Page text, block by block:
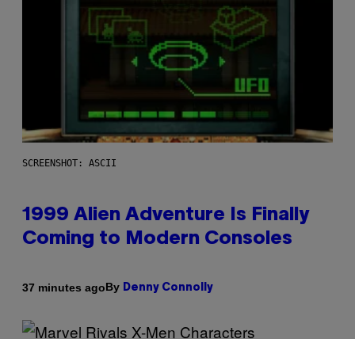
SCREENSHOT: ASCII
1999 Alien Adventure Is Finally
Coming to Modern Consoles
37 minutes agoBy Denny Connolly